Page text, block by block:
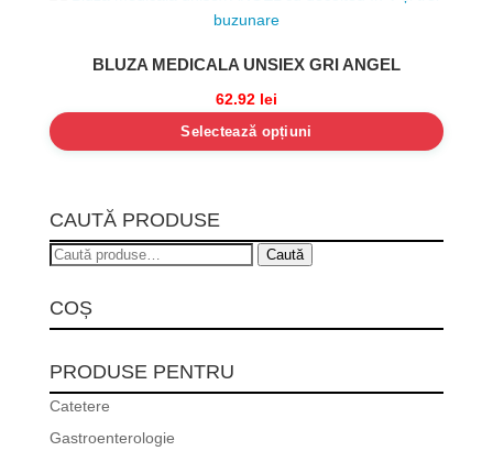
BLUZA MEDICALA UNSIEX GRI ANGEL
62.92 lei
Selectează opțiuni
CAUTĂ PRODUSE
Caută
Caută
COȘ
PRODUSE PENTRU
Catetere
Gastroenterologie